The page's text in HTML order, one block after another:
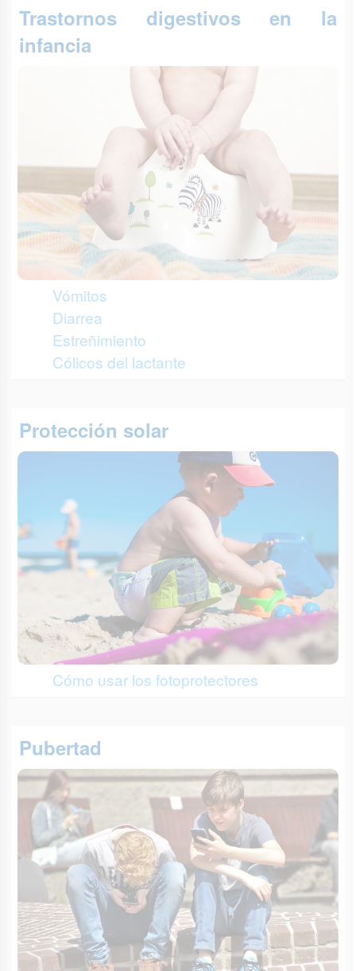
Trastornos digestivos en la
infancia
Vómitos
Diarrea
Estreñimiento
Cólicos del lactante
Protección solar
Cómo usar los fotoprotectores
Pubertad